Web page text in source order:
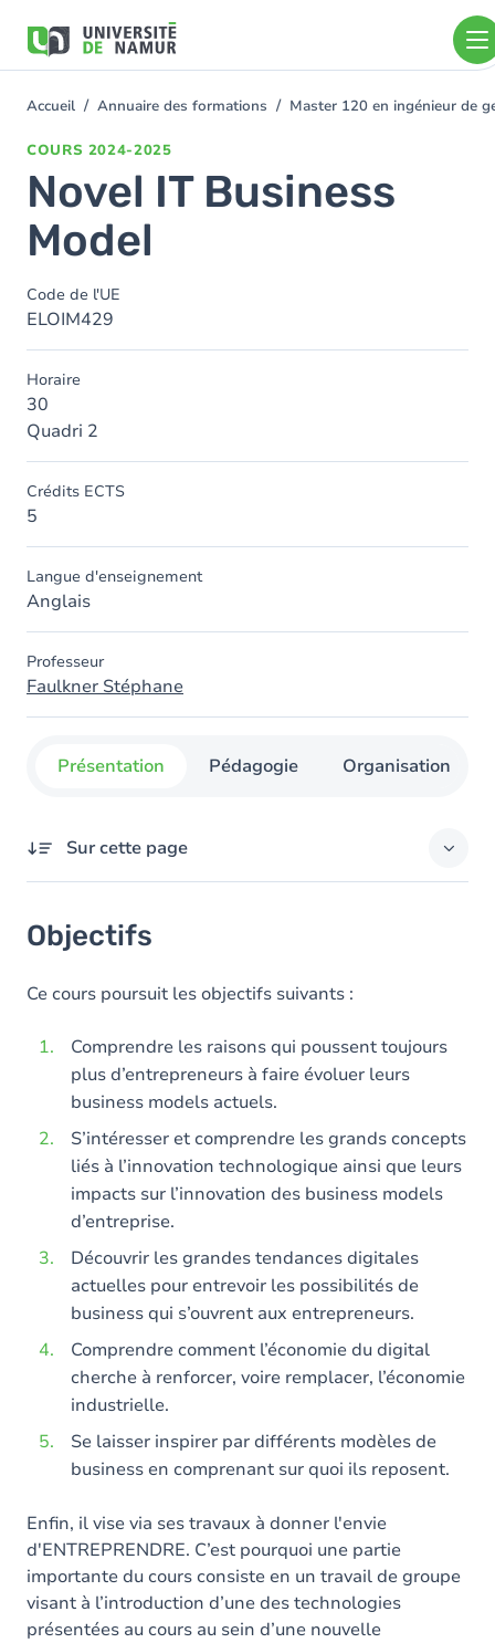
contenu
You
Accueil Annuaire des formations Master 120 en ingénieur de
COURS 2024-2025
Novel IT Business
Model
Code de l'UE
ELOIM429
Horaire
30
Quadri 2
Crédits ECTS
5
Langue d'enseignement
Anglais
Professeur
Faulkner Stéphane
Présentation Pédagogie Organisation
Sur cette page
Contenu
Objectifs
Ce cours poursuit les objectifs suivants :
Comprendre les raisons qui poussent toujours
plus d’entrepreneurs à faire évoluer leurs
business models actuels.
S’intéresser et comprendre les grands concepts
liés à l’innovation technologique ainsi que leurs
impacts sur l’innovation des business models
d’entreprise.
Découvrir les grandes tendances digitales
actuelles pour entrevoir les possibilités de
business qui s’ouvrent aux entrepreneurs.
Comprendre comment l’économie du digital
cherche à renforcer, voire remplacer, l’économie
industrielle.
Se laisser inspirer par différents modèles de
business en comprenant sur quoi ils reposent.
Enfin, il vise via ses travaux à donner l'envie
d'ENTREPRENDRE. C’est pourquoi une partie
importante du cours consiste en un travail de groupe
visant à l’introduction d’une des technologies
présentées au cours au sein d’une nouvelle